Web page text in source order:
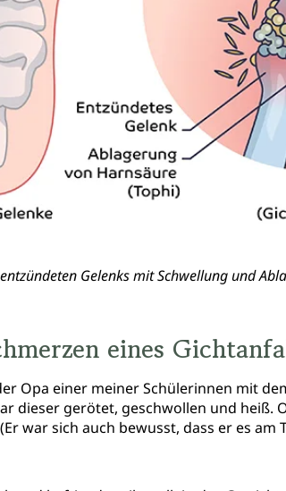
Gelenks mit Schwellung und
eines
Opa einer meiner Schülerinnen mit
dieser gerötet, geschwollen und heiß.
war sich auch bewusst, dass er es